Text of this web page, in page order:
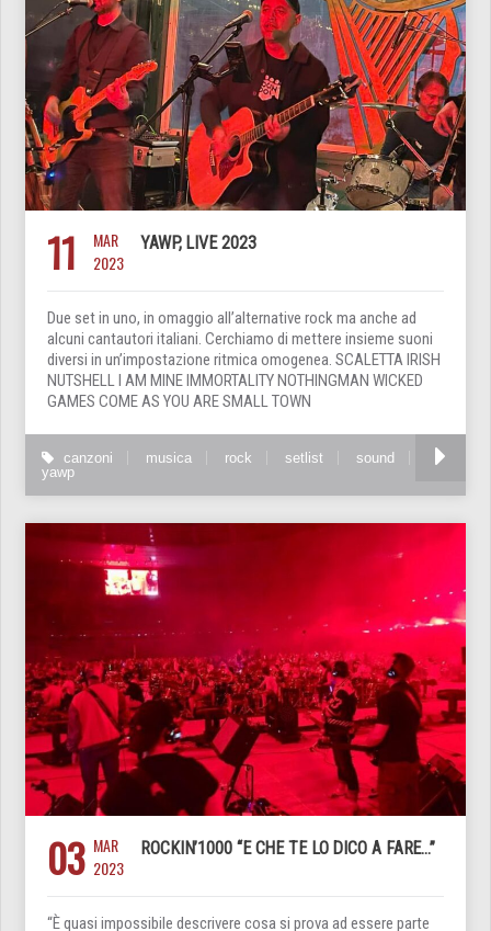
11
MAR
2023
YAWP, LIVE 2023
Due set in uno, in omaggio all’alternative rock ma anche ad
alcuni cantautori italiani. Cerchiamo di mettere insieme suoni
diversi in un’impostazione ritmica omogenea. SCALETTA IRISH
NUTSHELL I AM MINE IMMORTALITY NOTHINGMAN WICKED
GAMES COME AS YOU ARE SMALL TOWN
canzoni musica rock setlist
sound
yawp
03 MAR
2023
ROCKIN’1000 “E CHE TE LO DICO A FARE…”
“È quasi impossibile descrivere cosa si prova ad essere parte